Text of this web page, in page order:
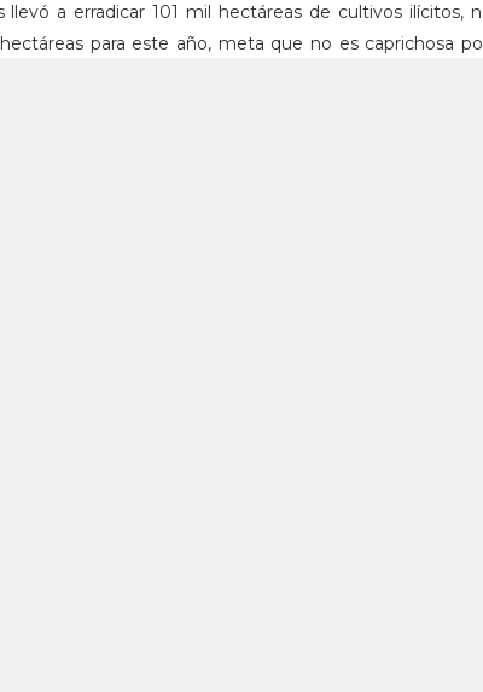
llevó a erradicar 101 mil hectáreas de cultivos ilícitos,
para este año, meta que no es caprichosa